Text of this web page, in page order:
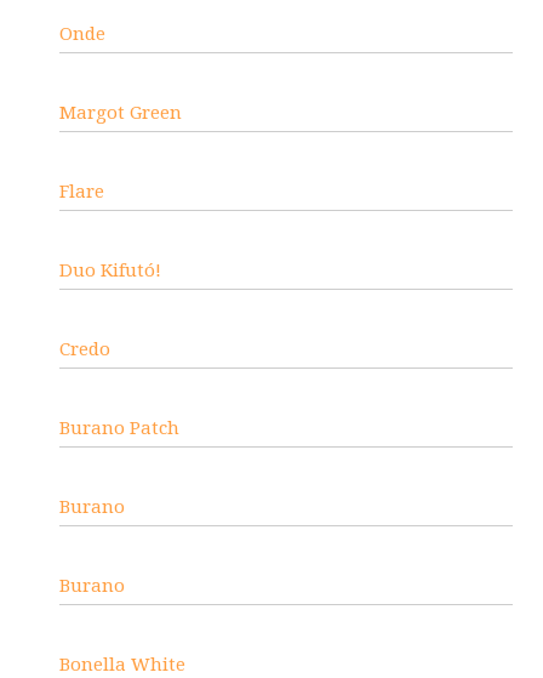
Onde
Margot Green
Flare
Duo Kifutó!
Credo
Burano Patch
Burano
Burano
Bonella White